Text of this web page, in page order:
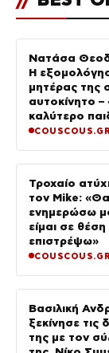
Νατάσα
Η
μητέρας της
αυτοκίνητο
καλύτερο
κόσμου»
COUSCOUS.GR
Τροχαίο
τον Mike:
ενημερώσω
είμαι σε θέση
επιστρέψω»
COUSCOUS.GR
Βασιλική
ξεκίνησε τις
της με τον